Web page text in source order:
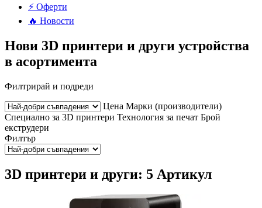
⚡ Оферти
🔥 Новости
Нови 3D принтери и други устройства
в асортимента
Филтрирай и подреди
Цена Марки (производители)
Специално за 3D принтери Технология за печат Брой
екструдери
Филтър
3D принтери и други: 5 Артикул